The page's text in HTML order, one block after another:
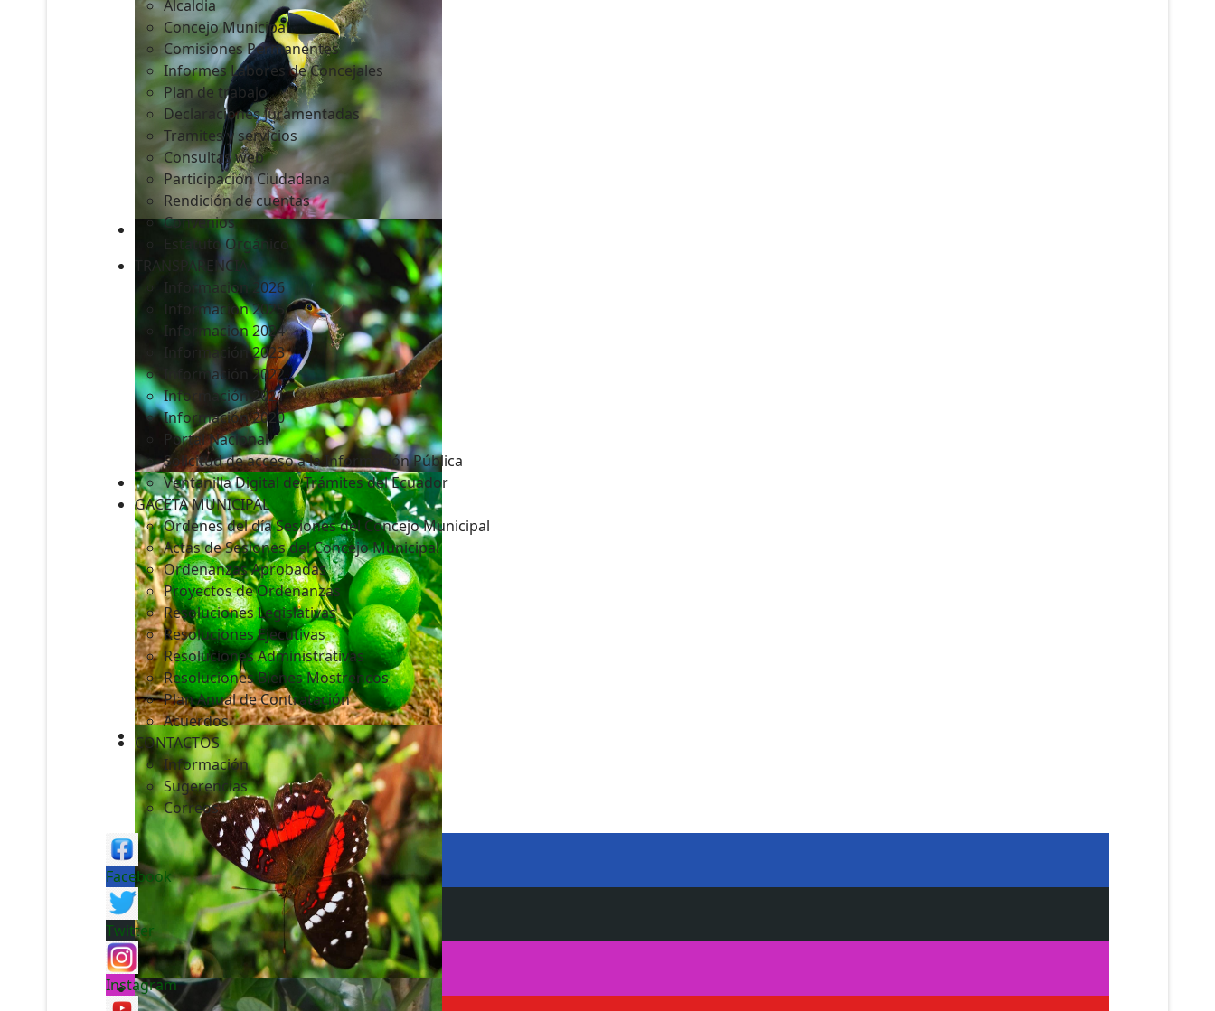
Alcaldia
Concejo Municipal
Comisiones Permanentes
Informes Labores de Concejales
Plan de trabajo
Declaraciones Juramentadas
Tramites y servicios
Consultas web
Participación Ciudadana
Rendición de cuentas
Convenios
Estatuto Orgánico
TRANSPARENCIA
Informacion 2026
Informacion 2025
Informacion 2024
Información 2023
Información 2022
Información 2021
Información 2020
Portal Nacional
Solicitud de acceso a la Información Pública
Ventanilla Digital de Trámites del Ecuador
GACETA MUNICIPAL
Ordenes del día Sesiones del Concejo Municipal
Actas de Sesiones del Concejo Municipal
Ordenanzas Aprobadas
Proyectos de Ordenanzas
Resoluciones Legislativas
Resoluciones Ejecutivas
Resoluciones Administrativas
Resoluciones Bienes Mostrencos
Plan Anual de Contratación
Acuerdos
CONTACTOS
Información
Sugerencias
Correos
Facebook
Twitter
Instagram